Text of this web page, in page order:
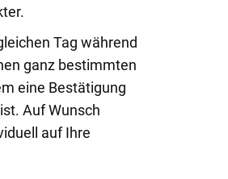
Tag während
ganz bestimmten
eine Bestätigung
Auf Wunsch
auf Ihre